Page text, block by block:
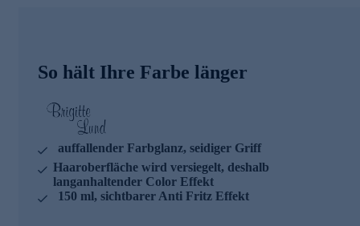
So hält Ihre Farbe länger
auffallender Farbglanz, seidiger Griff
Haaroberfläche wird versiegelt, deshalb
langanhaltender Color Effekt
150 ml, sichtbarer Anti Fritz Effekt